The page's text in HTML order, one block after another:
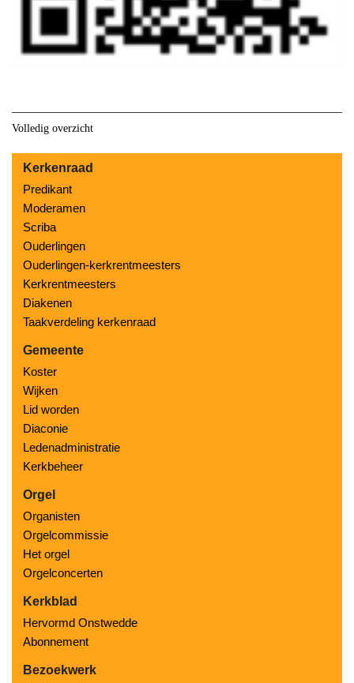
Volledig overzicht
Kerkenraad
Predikant
Moderamen
Scriba
Ouderlingen
Ouderlingen-kerkrentmeesters
Kerkrentmeesters
Diakenen
Taakverdeling kerkenraad
Gemeente
Koster
Wijken
Lid worden
Diaconie
Ledenadministratie
Kerkbeheer
Orgel
Organisten
Orgelcommissie
Het orgel
Orgelconcerten
Kerkblad
Hervormd Onstwedde
Abonnement
Bezoekwerk